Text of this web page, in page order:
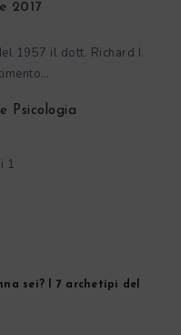
2017
1957 il dott. Richard I.
Psicologia
1
sei? I 7 archetipi del